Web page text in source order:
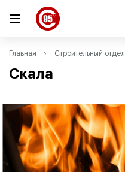
Главная Строительный отдел
Скала
ВЕРНУТЬСЯ
ВЕРНУТЬСЯ